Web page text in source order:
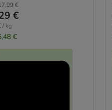
€
€
/ kg
€